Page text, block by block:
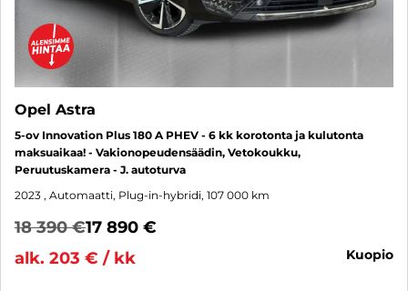
Opel Astra
5-ov Innovation Plus 180 A PHEV - 6 kk korotonta ja kulutonta
maksuaikaa! - Vakionopeudensäädin, Vetokoukku,
Peruutuskamera - J. autoturva
2023 , Automaatti, Plug-in-hybridi, 107 000 km
18 390 €17 890 €
alk. 203 € / kk
kuopio